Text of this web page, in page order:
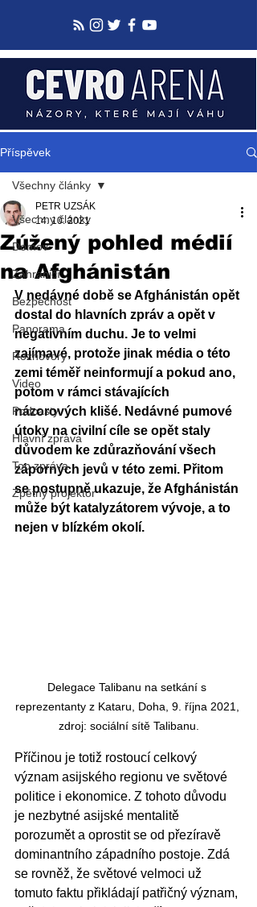
Příspěvek
Všechny články
Domov
Zahraničí
Bezpečnost
Panorama
Rozhovory
Video
Podcasty
Hlavní zpráva
Top zpráva
Zpětný projektor
Všechny články
Zúžený pohled médií
na Afghánistán
PETR UZSÁK
14. 10. 2021
V nedávné době se Afghánistán opět
dostal do hlavních zpráv a opět v
negativním duchu. Je to velmi
zajímavé, protože jinak média o této
zemi téměř neinformují a pokud ano,
potom v rámci stávajících
názorových klišé. Nedávné pumové
útoky na civilní cíle se opět staly
důvodem ke zdůrazňování všech
záporných jevů v této zemi. Přitom
se postupně ukazuje, že Afghánistán
může být katalyzátorem vývoje, a to
nejen v blízkém okolí.
Delegace Talibanu na setkání s
reprezentanty z Kataru, Doha, 9. října 2021,
zdroj: sociální sítě Talibanu.
Příčinou je totiž rostoucí celkový
význam asijského regionu ve světové
politice i ekonomice. Z tohoto důvodu
je nezbytné asijské mentalitě
porozumět a oprostit se od přezíravě
dominantního západního postoje. Zdá
se rovněž, že světové velmoci už
tomuto faktu přikládají patřičný význam,